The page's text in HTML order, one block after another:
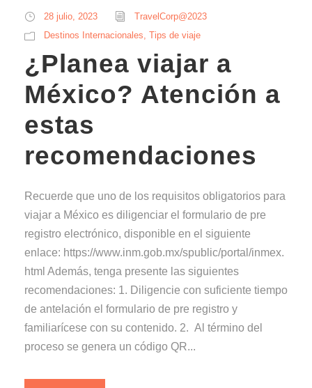
28 julio, 2023
TravelCorp@2023
Destinos Internacionales Tips de viaje
¿Planea viajar a
México? Atención a
estas
recomendaciones
Recuerde que uno de los requisitos obligatorios para
viajar a México es diligenciar el formulario de pre
registro electrónico, disponible en el siguiente
enlace: https://www.inm.gob.mx/spublic/portal/inmex.
html Además, tenga presente las siguientes
recomendaciones: 1. Diligencie con suficiente tiempo
de antelación el formulario de pre registro y
familiarícese con su contenido. 2. Al término del
proceso se genera un código QR...